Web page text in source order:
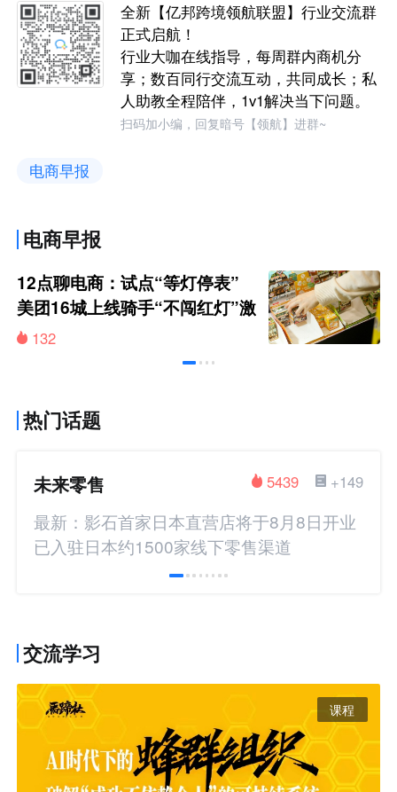
全新【亿邦跨境领航联盟】行业交流群
正式启航！
行业大咖在线指导，每周群内商机分
享；数百同行交流互动，共同成长；私
人助教全程陪伴，1v1解决当下问题。
扫码加小编，回复暗号【领航】进群~
电商早报
电商早报
12点聊电商：试点“等灯停表”
美团16城上线骑手“不闯红灯”激
励132
热门话题
未来零售 +149
5439
最新：影石首家日本直营店将于8月8日开业
已入驻日本约1500家线下零售渠道
交流学习
课程